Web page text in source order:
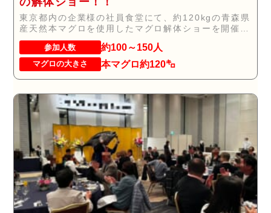
東京都内の企業様の社員食堂にて、約120kgの青森県
産天然本マグロを使用したマグロ解体ショーを開催
い...
参加人数 約100～150人
マグロの大きさ 本マグロ約120㌔